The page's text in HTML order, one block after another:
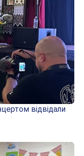
відвідали